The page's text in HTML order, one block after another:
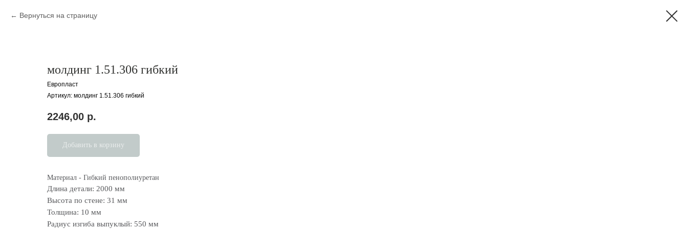
Вернуться на страницу
молдинг 1.51.306 гибкий
Европласт
Артикул: молдинг 1.51.306 гибкий
2246,00 р.
Добавить в корзину
Материал - Гибкий пенополиуретан
Длина детали: 2000 мм
Высота по стене: 31 мм
Толщина: 10 мм
Радиус изгиба выпуклый: 550 мм